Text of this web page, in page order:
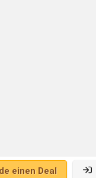
einen Deal